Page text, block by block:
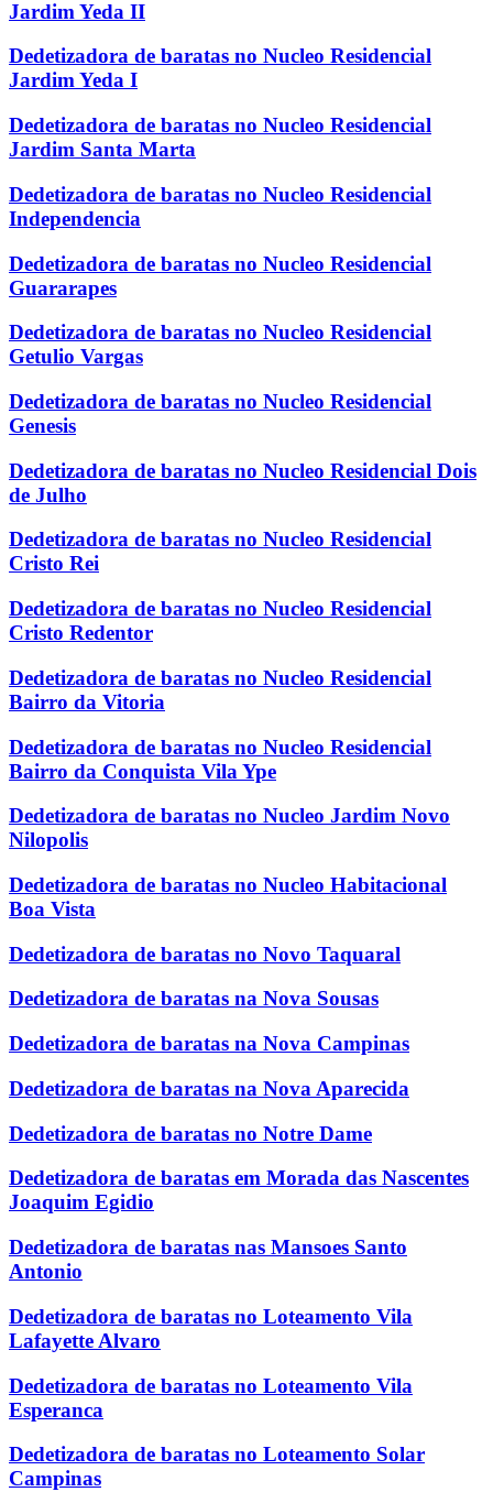
Jardim Yeda II
Dedetizadora de baratas no Nucleo Residencial
Jardim Yeda I
Dedetizadora de baratas no Nucleo Residencial
Jardim Santa Marta
Dedetizadora de baratas no Nucleo Residencial
Independencia
Dedetizadora de baratas no Nucleo Residencial
Guararapes
Dedetizadora de baratas no Nucleo Residencial
Getulio Vargas
Dedetizadora de baratas no Nucleo Residencial
Genesis
Dedetizadora de baratas no Nucleo Residencial Dois
de Julho
Dedetizadora de baratas no Nucleo Residencial
Cristo Rei
Dedetizadora de baratas no Nucleo Residencial
Cristo Redentor
Dedetizadora de baratas no Nucleo Residencial
Bairro da Vitoria
Dedetizadora de baratas no Nucleo Residencial
Bairro da Conquista Vila Ype
Dedetizadora de baratas no Nucleo Jardim Novo
Nilopolis
Dedetizadora de baratas no Nucleo Habitacional
Boa Vista
Dedetizadora de baratas no Novo Taquaral
Dedetizadora de baratas na Nova Sousas
Dedetizadora de baratas na Nova Campinas
Dedetizadora de baratas na Nova Aparecida
Dedetizadora de baratas no Notre Dame
Dedetizadora de baratas em Morada das Nascentes
Joaquim Egidio
Dedetizadora de baratas nas Mansoes Santo
Antonio
Dedetizadora de baratas no Loteamento Vila
Lafayette Alvaro
Dedetizadora de baratas no Loteamento Vila
Esperanca
Dedetizadora de baratas no Loteamento Solar
Campinas